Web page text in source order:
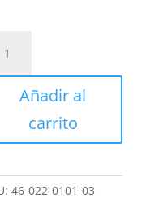
Añadir al
carrito
46-022-0101-03